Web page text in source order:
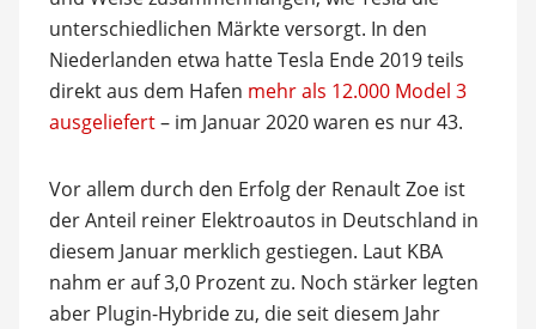
unterschiedlichen Märkte versorgt. In den
Niederlanden etwa hatte Tesla Ende 2019 teils
direkt aus dem Hafen mehr als 12.000 Model 3
ausgeliefert– im Januar 2020 waren es nur 43.
Vor allem durch den Erfolg der Renault Zoe ist
der Anteil reiner Elektroautos in Deutschland in
diesem Januar merklich gestiegen. Laut KBA
nahm er auf 3,0 Prozent zu. Noch stärker legten
aber Plugin-Hybride zu, die seit diesem Jahr